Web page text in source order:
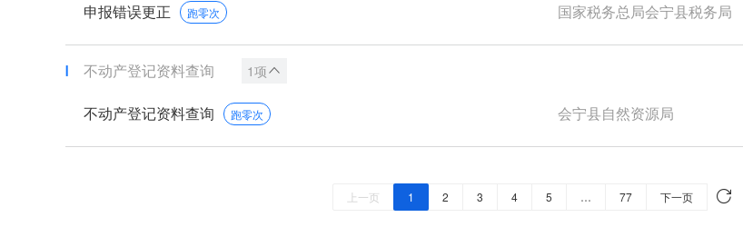
申报错误更正 跑零次 国家税务总局会宁县税务局
不动产登记资料查询 1项
不动产登记资料查询 跑零次 会宁县自然资源局
上一页 1 2 3 4 5 … 77 下一页